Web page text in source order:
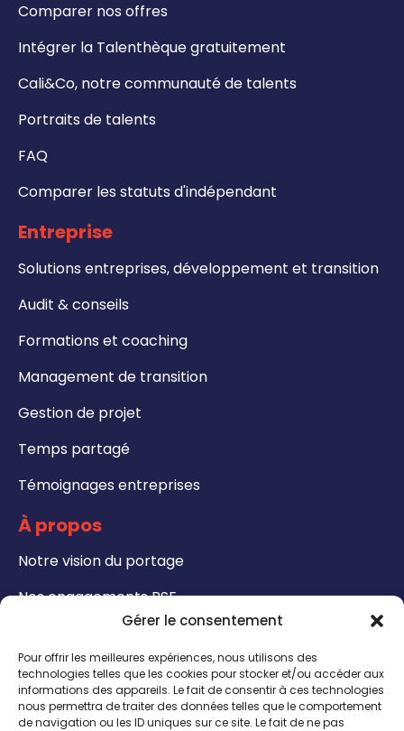
Gérer le consentement
Pour offrir les meilleures expériences, nous utilisons des
technologies telles que les cookies pour stocker et/ou accéder aux
informations des appareils. Le fait de consentir à ces technologies
nous permettra de traiter des données telles que le comportement
de navigation ou les ID uniques sur ce site. Le fait de ne pas
Comparer nos offres
Intégrer la Talenthèque gratuitement
Cali&Co, notre communauté de talents
Portraits de talents
FAQ
Comparer les statuts d'indépendant
Entreprise
Solutions entreprises, développement et transition
Audit & conseils
Formations et coaching
Management de transition
Gestion de projet
Temps partagé
Témoignages entreprises
À propos
Notre vision du portage
Nos engagements RSE
Notre catalogue de formation
Formateurs - Bénéficiez de notre certification